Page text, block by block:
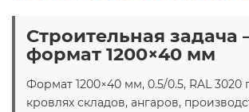
Строительная задача
формат 1200×40 мм
Формат 1200×40 мм, 0.5/0.5, RAL
кровлях складов, ангаров,